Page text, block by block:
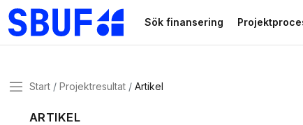
Gå direkt till huvudinnehålletSök finansering
MenyStart Projektresultat Artikel
ARTIKEL